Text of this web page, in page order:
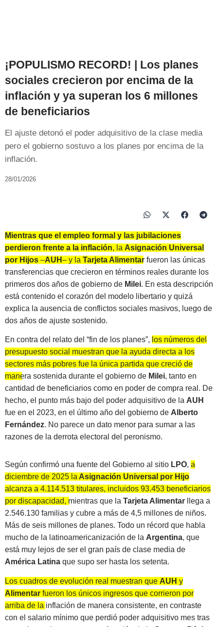
¡POPULISMO RECORD! | Los planes
sociales crecieron por encima de la
inflación y ya superan los 6 millones
de beneficiarios
El ajuste detonó el poder adquisitivo de la clase media
pero el gobierno sostuvo a los planes por encima de la
inflación.
28/01/2026
Mientras que el empleo formal y las jubilaciones
perdieron frente a la inflación, la Asignación Universal
por Hijos –AUH– y la Tarjeta Alimentar fueron las únicas
transferencias que crecieron en términos reales durante los
primeros dos años de gobierno de Milei. En esta descripción
está contenido el corazón del modelo libertario y quizá
explica la ausencia de conflictos sociales masivos, luego de
dos años de ajuste sostenido.
En contra del relato del “fin de los planes”, los números del
presupuesto social muestran que la ayuda directa a los
sectores más pobres fue la única partida que creció de
manera sostenida durante el gobierno de Milei, tanto en
cantidad de beneficiarios como en poder de compra real. De
hecho, el punto más bajo del poder adquisitivo de la AUH
fue en el 2023, en el último año del gobierno de Alberto
Fernández. No parece un dato menor para sumar a las
razones de la derrota electoral del peronismo.
Según confirmó una fuente del Gobierno al sitio LPO, a
diciembre de 2025 la Asignación Universal por Hijo
alcanza a 4.114.513 titulares, incluidos 93.453 beneficiarios
por discapacidad, mientras que la Tarjeta Alimentar llega a
2.546.130 familias y cubre a más de 4,5 millones de niños.
Más de seis millones de planes. Todo un récord que habla
mucho de la latinoamericanización de la Argentina, que
está muy lejos de ser el gran país de clase media de
América Latina que supo ser hasta los setenta.
Los cuadros de evolución real muestran que AUH y
Alimentar fueron los únicos ingresos que corrieron por
arriba de la inflación de manera consistente, en contraste
con el salario mínimo que perdió poder adquisitivo mes tras